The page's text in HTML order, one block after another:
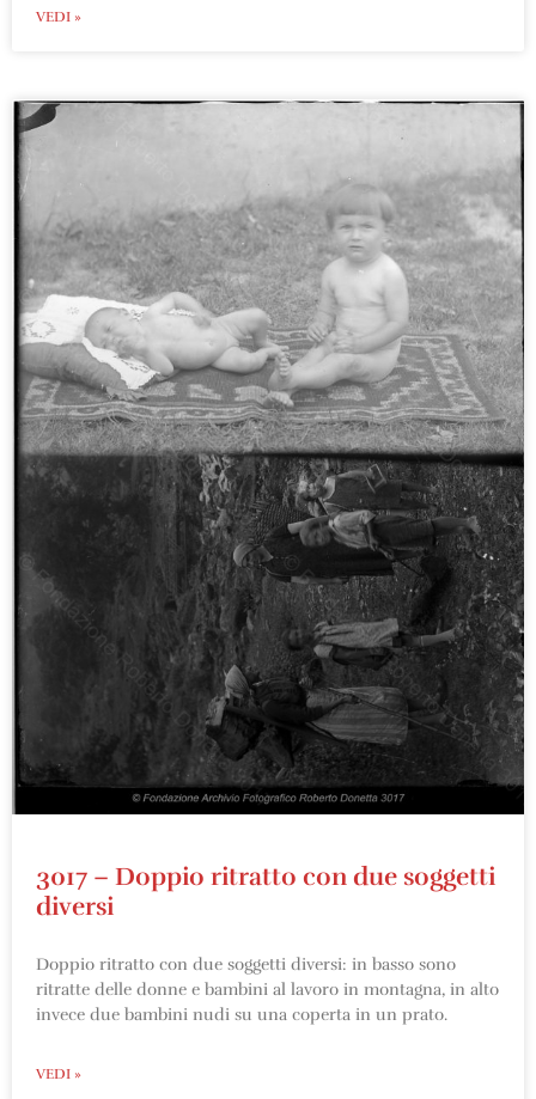
VEDI »
3017 – Doppio ritratto con due soggetti
diversi
Doppio ritratto con due soggetti diversi: in basso sono
ritratte delle donne e bambini al lavoro in montagna, in alto
invece due bambini nudi su una coperta in un prato.
VEDI »